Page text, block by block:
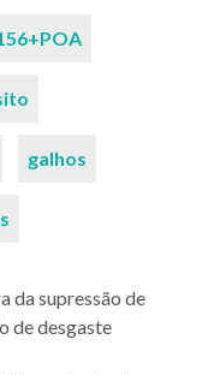
galhos
da supressão de
de desgaste